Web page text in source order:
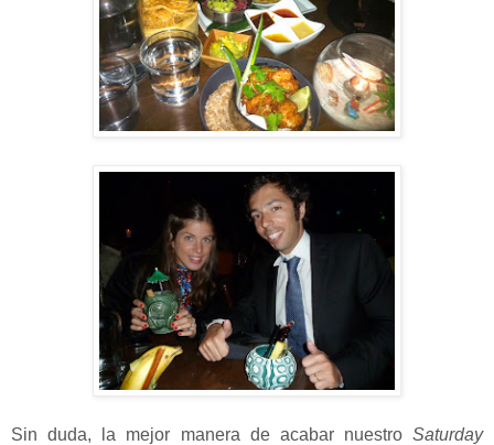
Sin duda, la mejor manera de acabar nuestro Saturday